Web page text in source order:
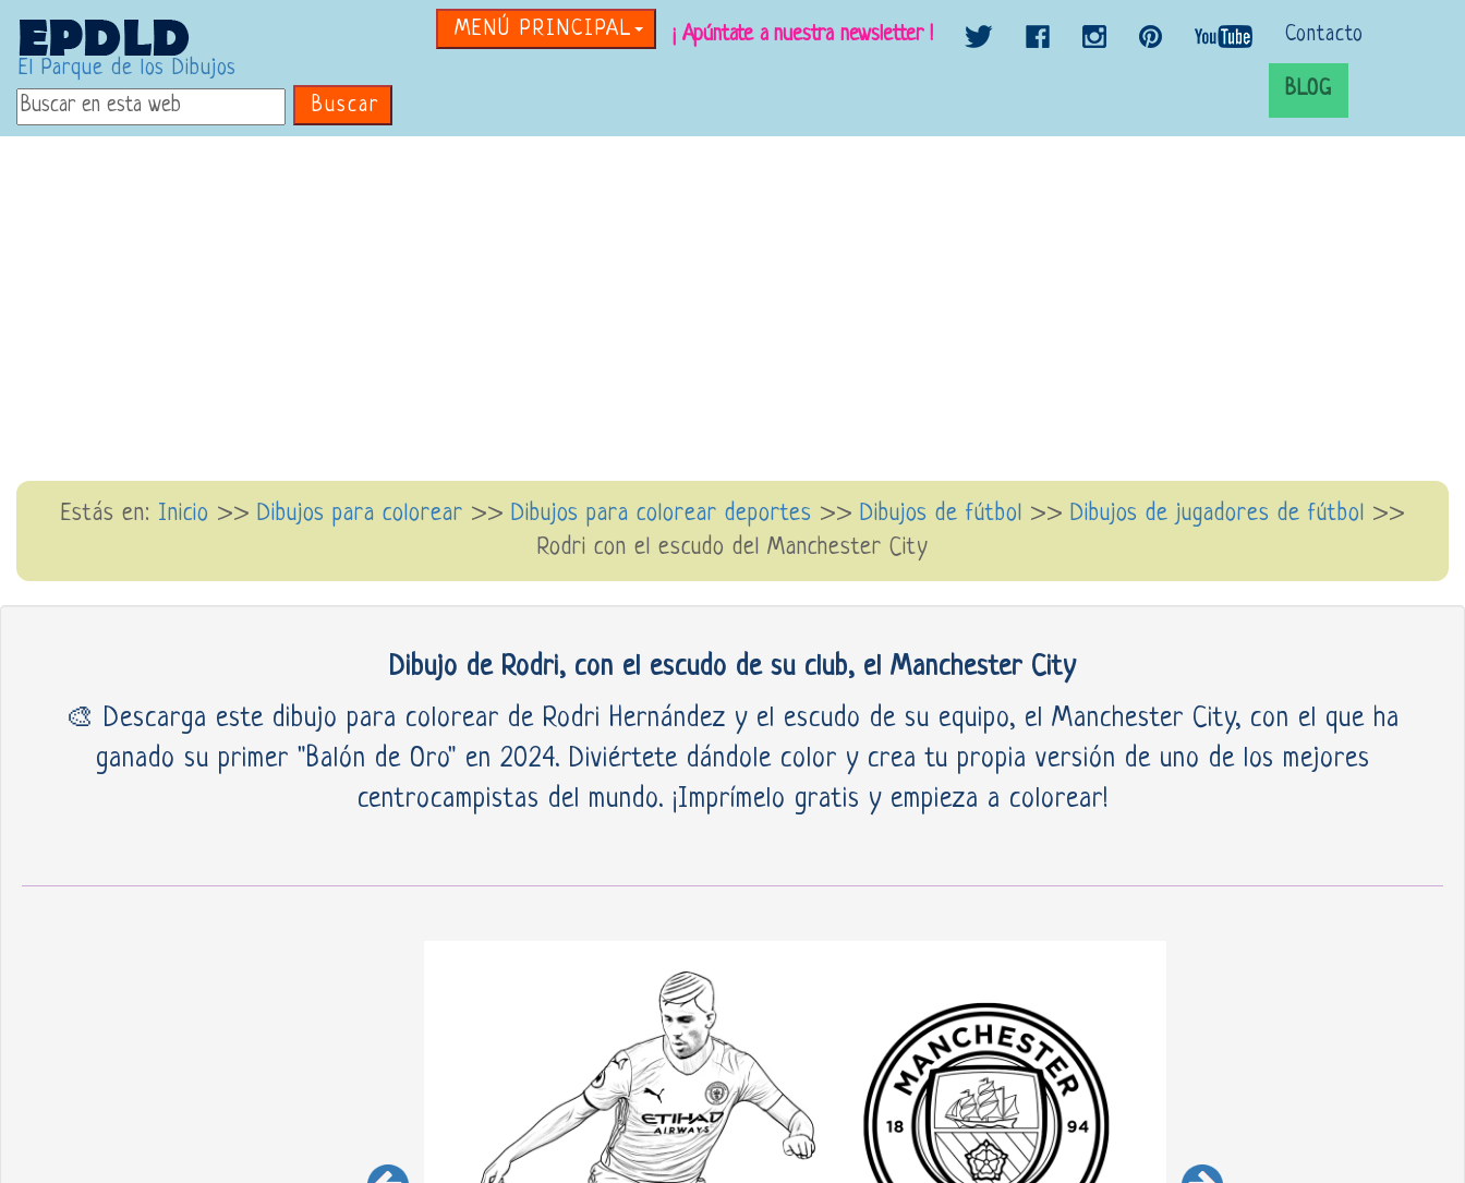
El Parque de los Dibujos
Buscar
MENÚ PRINCIPAL ¡ Apúntate a nuestra newsletter ! Contacto
BLOG
Estás en: Inicio >> Dibujos para colorear >> Dibujos para colorear deportes >> Dibujos de fútbol >> Dibujos de jugadores de fútbol >>
Rodri con el escudo del Manchester City
Dibujo de Rodri, con el escudo de su club, el Manchester City
🎨 Descarga este dibujo para colorear de Rodri Hernández y el escudo de su equipo, el Manchester City, con el que ha
ganado su primer "Balón de Oro" en 2024. Diviértete dándole color y crea tu propia versión de uno de los mejores
centrocampistas del mundo. ¡Imprímelo gratis y empieza a colorear!